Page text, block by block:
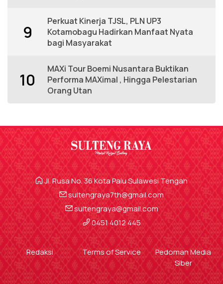
9
Perkuat Kinerja TJSL, PLN UP3
Kotamobagu Hadirkan Manfaat Nyata
bagi Masyarakat
10
MAXi Tour Boemi Nusantara Buktikan
Performa MAXimal , Hingga Pelestarian
Orang Utan
Jl. Rusa No. 36 Kota Palu Sulawesi Tengah
sultengraya7th@gmail.com
sultengraya@gmail.com
0451 4012 445
Redaksi Terms of Service
Pedoman Media
Siber